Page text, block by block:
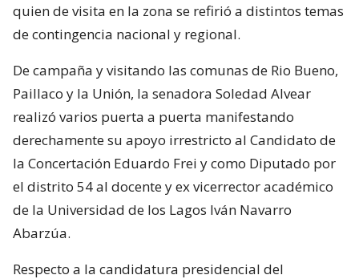
quien de visita en la zona se refirió a distintos temas
de contingencia nacional y regional.
De campaña y visitando las comunas de Rio Bueno,
Paillaco y la Unión, la senadora Soledad Alvear
realizó varios puerta a puerta manifestando
derechamente su apoyo irrestricto al Candidato de
la Concertación Eduardo Frei y como Diputado por
el distrito 54 al docente y ex vicerrector académico
de la Universidad de los Lagos Iván Navarro
Abarzúa.
Respecto a la candidatura presidencial del